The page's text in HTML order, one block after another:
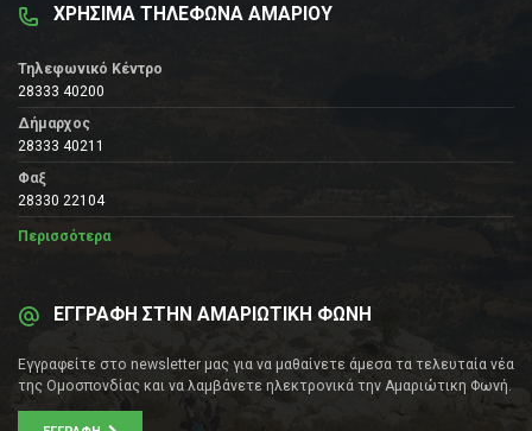
ΧΡΗΣΙΜΑ ΤΗΛΕΦΩΝΑ ΑΜΑΡΙΟΥ
Τηλεφωνικό Κέντρο
28333 40200
Δήμαρχος
28333 40211
Φαξ
28330 22104
Περισσότερα
ΕΓΓΡΑΦΗ ΣΤΗΝ ΑΜΑΡΙΩΤΙΚΗ ΦΩΝΗ
Εγγραφείτε στο newsletter μας για να μαθαίνετε άμεσα τα τελευταία νέα
της Ομοσπονδίας και να λαμβάνετε ηλεκτρονικά την Αμαριώτικη Φωνή.